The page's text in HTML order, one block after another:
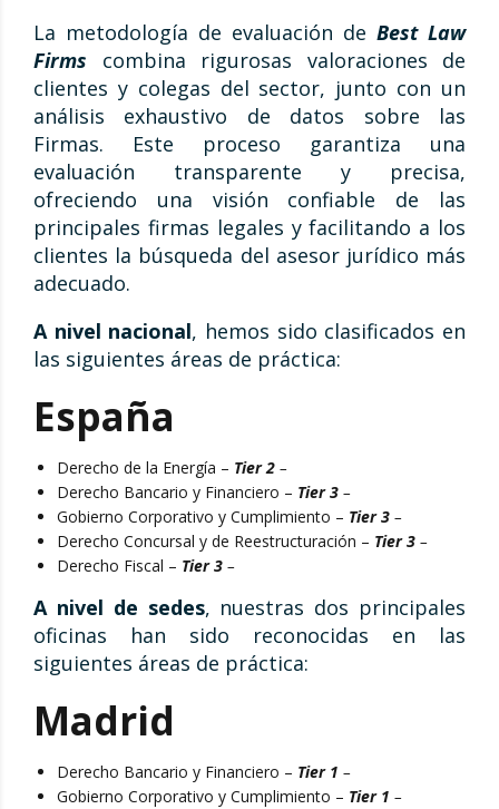
La metodología de evaluación de Best Law
Firms combina rigurosas valoraciones de
clientes y colegas del sector, junto con un
análisis exhaustivo de datos sobre las
Firmas.
Este proceso garantiza una
evaluación transparente y precisa,
ofreciendo una visión confiable de las
principales firmas legales y facilitando a los
clientes la búsqueda del asesor jurídico más
adecuado.
A nivel nacional, hemos sido clasificados en
las siguientes áreas de práctica:
España
Derecho de la Energía – Tier 2 –
Derecho Bancario y Financiero – Tier 3 –
Gobierno Corporativo y Cumplimiento – Tier 3 –
Derecho Concursal y de Reestructuración – Tier 3 –
Derecho Fiscal – Tier 3 –
A nivel de sedes, nuestras dos principales
oficinas han sido reconocidas en las
siguientes áreas de práctica:
Madrid
Derecho Bancario y Financiero – Tier 1 –
Gobierno Corporativo y Cumplimiento – Tier 1 –